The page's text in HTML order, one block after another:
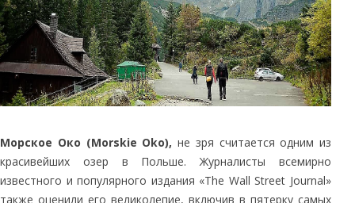
Морское Око (Morskie Oko), не зря считается одним из
красивейших озер в Польше. Журналисты всемирно
известного и популярного издания «The Wall Street Journal»
также оценили его великолепие, включив в пятерку самых